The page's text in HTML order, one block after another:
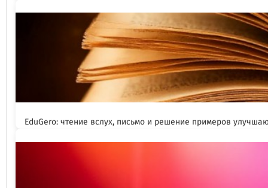
EduGero: чтение вслух, письмо и решение примеров